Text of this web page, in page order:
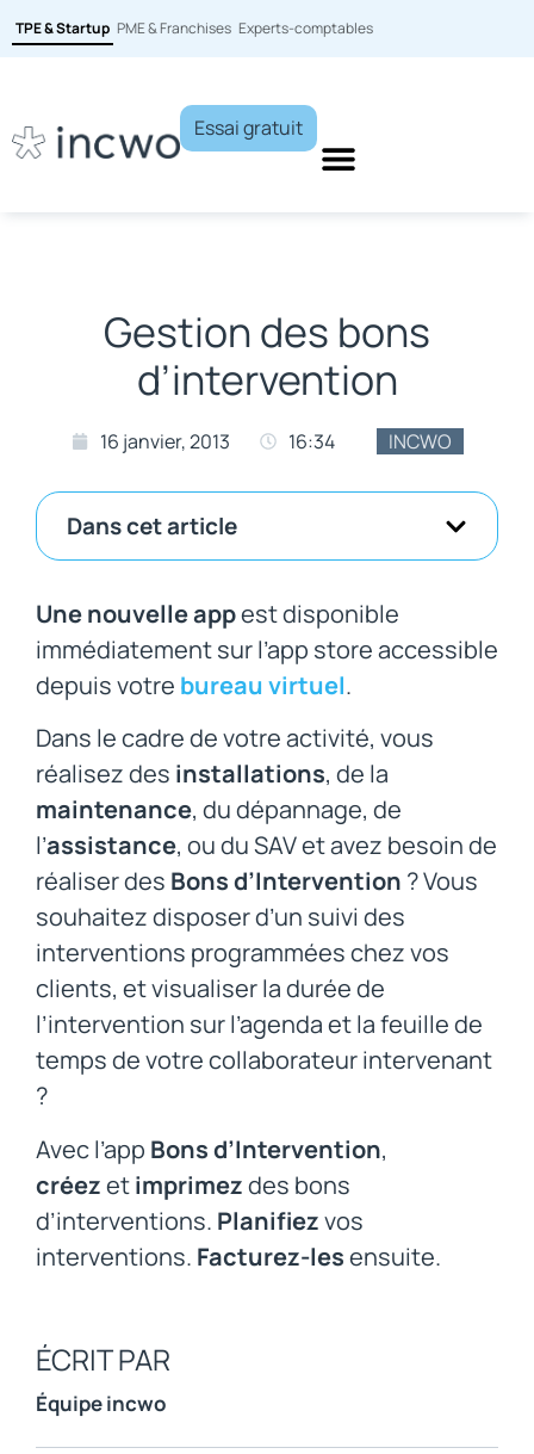
TPE & Startup PME & Franchises Experts-comptables
Essai gratuit
Gestion des bons
d’intervention
16 janvier, 2013 16:34 INCWO
Dans cet article
Une nouvelle appest disponible
immédiatement sur l’app store accessible
depuis votre bureau virtuel.
Dans le cadre de votre activité, vous
réalisez des installations, de la
maintenance, du dépannage, de
l’assistance, ou du SAV et avez besoin de
réaliser des Bons d’Intervention ? Vous
souhaitez disposer d’un suivi des
interventions programmées chez vos
clients, et visualiser la durée de
l’intervention sur l’agenda et la feuille de
temps de votre collaborateur intervenant
?
Avec l’app Bons d’Intervention,
créezetimprimezdes bons
d’interventions. Planifiezvos
interventions. Facturez-lesensuite.
ÉCRIT PAR
Équipe incwo